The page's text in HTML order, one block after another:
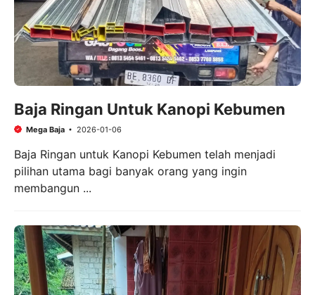
Baja Ringan Untuk Kanopi Kebumen
Mega Baja 2026-01-06
Baja Ringan untuk Kanopi Kebumen telah menjadi
pilihan utama bagi banyak orang yang ingin
membangun ...